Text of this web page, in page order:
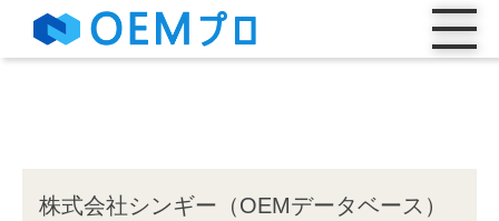
株式会社シンギー（OEMデータベース）